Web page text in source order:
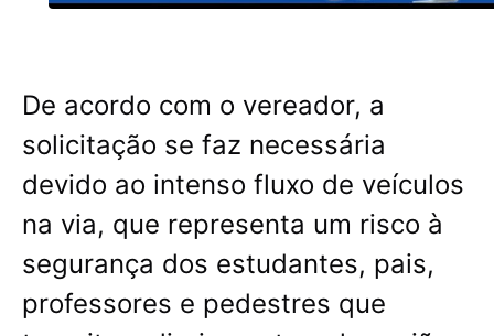
De acordo com o vereador, a
solicitação se faz necessária
devido ao intenso fluxo de veículos
na via, que representa um risco à
segurança dos estudantes, pais,
professores e pedestres que